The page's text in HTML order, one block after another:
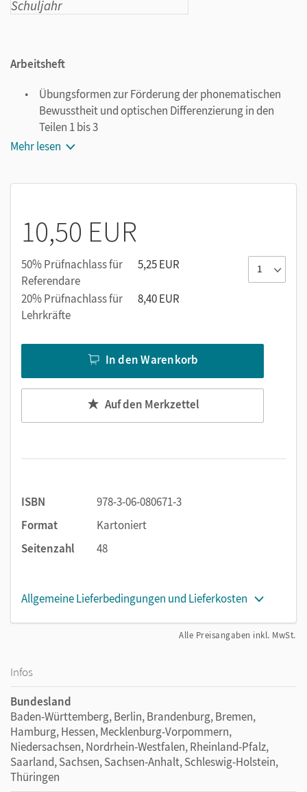
Arbeitsheft
Übungsformen zur Förderung der phonematischen
Bewusstheit und optischen Differenzierung in den
Teilen 1 bis 3
Lesestrategien auf Silben-, Wort-, Satz-, Textebene in
Lernmethoden
Aufgaben mit Starthilfe
Anbahnen orthografisch-grammatischer Phänomene
in Teil 4
Mehr lesen
10,50 EUR
50% Prüfnachlass für
Referendare
5,25 EUR
20% Prüfnachlass für
Lehrkräfte
8,40 EUR
In den Warenkorb
Auf den Merkzettel
ISBN
978-3-06-080671-3
Format
Kartoniert
Seitenzahl
48
Allgemeine Lieferbedingungen und Lieferkosten
Alle Preisangaben inkl. MwSt.
Infos
Bundesland
Baden-Württemberg, Berlin, Brandenburg, Bremen,
Hamburg, Hessen, Mecklenburg-Vorpommern,
Niedersachsen, Nordrhein-Westfalen, Rheinland-Pfalz,
Saarland, Sachsen, Sachsen-Anhalt, Schleswig-Holstein,
Thüringen